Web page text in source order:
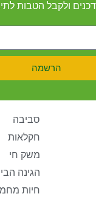
ולקבל הטבות
הרשמה
סביבה
חקלאות
משק חי
הגינה
חיות